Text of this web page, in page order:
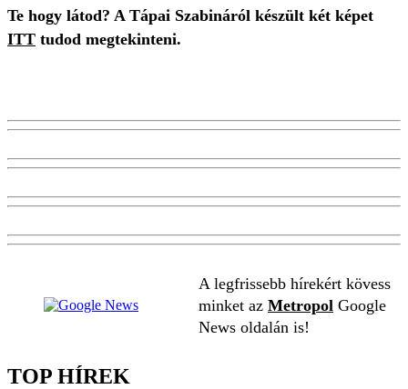
Te hogy látod? A Tápai Szabináról készült két képet
ITT tudod megtekinteni.
A legfrissebb hírekért kövess
minket az Metropol Google
News oldalán is!
TOP HÍREK